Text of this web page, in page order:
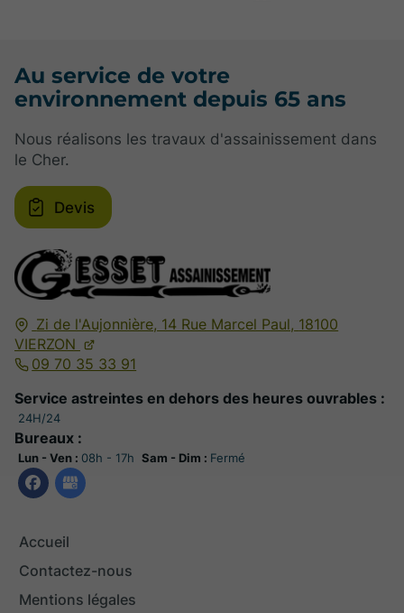
Zi de l'Aujonnière, 14 Rue Marcel Paul, 18100
VIERZON
09 70 35 33 91
Service astreintes en dehors des heures ouvrables :
24H/24
Bureaux :
Lun - Ven : 08h - 17h Sam - Dim : Fermé
Accueil
Contactez-nous
Mentions légales
Au service de votre
environnement depuis 65 ans
Nous réalisons les travaux d'assainissement dans
le Cher.
Devis